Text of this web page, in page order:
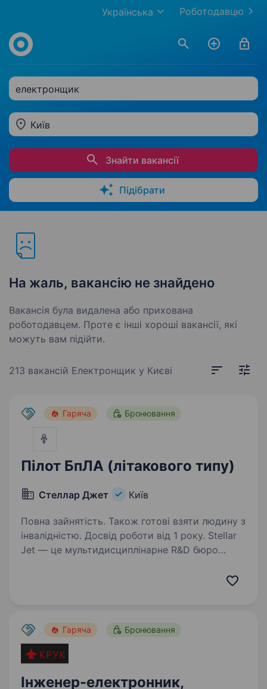
Роботодавцю
Українська
електронщик
Київ
Знайти вакансії
Підібрати
На жаль, вакансію не знайдено
Вакансія була видалена або прихована
роботодавцем. Проте є інші хороші вакансії, які
можуть вам підійти.
213 вакансій Електронщик у Києві
Гаряча Бронювання
Пілот БпЛА (літакового типу)
Стеллар Джет Київ
Повна зайнятість. Також готові взяти людину з
інвалідністю. Досвід роботи від 1 року. Stellar
Jet — це мультидисциплінарне R&D бюро
ми в пошуку Пілота-тестувальника…
Гаряча Бронювання
Інженер-електронник,